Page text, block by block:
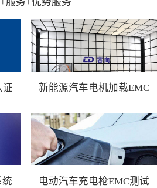
证
新能源汽车电机加载EMC
电动汽车充电枪EMC测试